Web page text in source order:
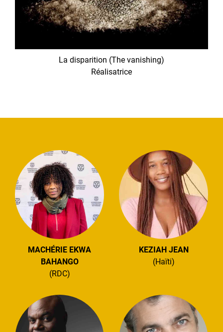
La disparition (The vanishing)
Réalisatrice
MACHÉRIE EKWA
BAHANGO
(RDC)
KEZIAH JEAN
(Haïti)